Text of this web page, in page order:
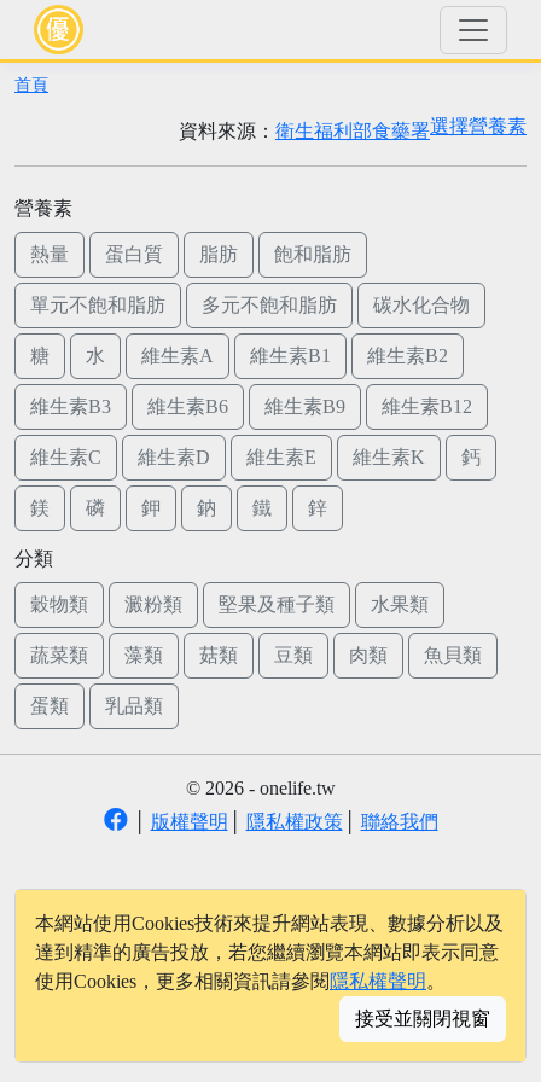
首頁
選擇營養素
資料來源： 衛生福利部食藥署
營養素
熱量 蛋白質 脂肪 飽和脂肪
單元不飽和脂肪 多元不飽和脂肪 碳水化合物
糖 水 維生素A 維生素B1 維生素B2
維生素B3 維生素B6 維生素B9 維生素B12
維生素C 維生素D 維生素E 維生素K 鈣
鎂 磷 鉀 鈉 鐵 鋅
分類
穀物類 澱粉類 堅果及種子類 水果類
蔬菜類 藻類 菇類 豆類 肉類 魚貝類
蛋類 乳品類
© 2026 - onelife.tw
版權聲明 隱私權政策│ 聯絡我們
本網站使用Cookies技術來提升網站表現、數據分析以及
達到精準的廣告投放，若您繼續瀏覽本網站即表示同意
使用Cookies，更多相關資訊請參閱 隱私權聲明 。
接受並關閉視窗